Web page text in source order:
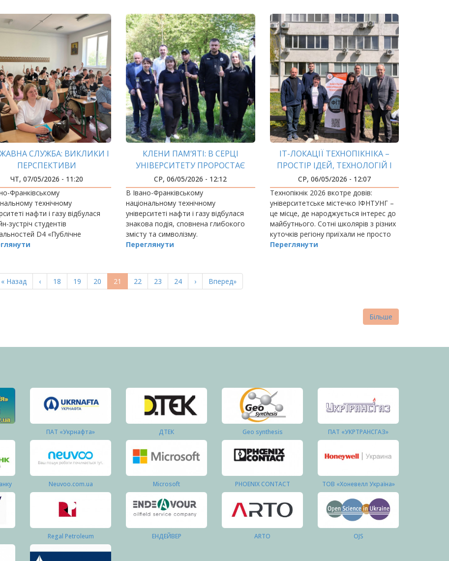
технології та захист довкілля».
СЛУЖБА: ВИКЛИКИ І
ПЕРСПЕКТИВИ
ЧТ, 07/05/2026 - 11:20
Франківському
технічному
нафти і газу відбулася
зустріч студентів
D4 «Публічне
та адміністрування» та K3
і…
КЛЕНИ ПАМ’ЯТІ: В СЕРЦІ
УНІВЕРСИТЕТУ ПРОРОСТАЄ
ВДЯЧНІСТЬ І ВІРА В МАЙБУТНЄ
СР, 06/05/2026 - 12:12
В Івано-Франківському
національному технічному
університеті нафти і газу відбулася
знакова подія, сповнена глибокого
змісту та символізму.
Переглянути
IT-ЛОКАЦІЇ ТЕХНОПІКНІКА –
ПРОСТІР ІДЕЙ, ТЕХНОЛОГІЙ І
МАЙБУТНЬОГО
СР, 06/05/2026 - 12:07
Технопікнік 2026 вкотре довів:
університетське містечко ІФНТУНГ –
це місце, де народжується інтерес до
майбутнього. Сотні школярів з різних
куточків регіону приїхали не просто
подивитися, а відчути – як це бути
Переглянути
Перша
сторінка
« Назад
Попередня
сторінка
‹ Page
18 Page
19 Page
20
Поточна
сторінка
21 Page
22 Page
23 Page
24
Наступна
сторінка
›
Остання
сторінка
Вперед»
Більше
ПАТ «Укрнафта» ДТЕК Geo synthesis ПАТ «УКРТРАНСГАЗ»
Neuvoo.com.ua Microsoft PHOENIX CONTACT ТОВ «Хоневелл Україна»
Regal Petroleum ЕНДЕЙВЕР ARTO OJS